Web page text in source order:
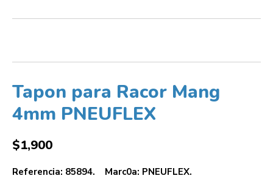
Tapon para Racor Mang
4mm PNEUFLEX
$1,900
Referencia: 85894. Marc0a: PNEUFLEX.